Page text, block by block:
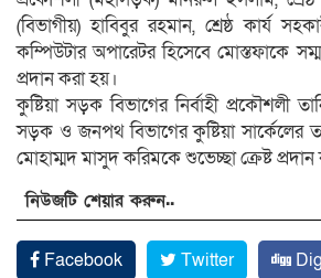
(বিভাগীয়) হাবিবুর রহমান, শ্রেষ্ঠ কার্য
কম্পিউটার অপারেটর হিসেবে মোস্তফাকে
প্রদান করা হয়।
কুষ্টিয়া সড়ক বিভাগের নির্বাহী প্রকৌশলী
সড়ক ও জনপথ বিভাগের কুষ্টিয়া সার্কেলের
মোহাম্মদ মাসুদ করিমকে শুভেচ্ছা ক্রেষ্ট
নিউজটি শেয়ার করুন..
Facebook Twitter